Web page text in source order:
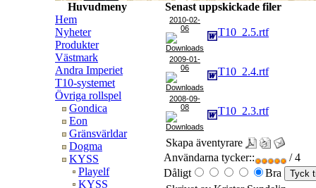
Huvudmeny
Hem
Nyheter
Produkter
Västmark
Andra Imperiet
T10-systemet
Övriga rollspel
Gondica
Eon
Gränsvärldar
Dogma
KYSS
Playelf
KYSS
Senast uppskickade filer
2010-02-
06
T10_2.5.rtf
2009-01-
06
T10_2.4.rtf
2008-09-
08
T10_2.3.rtf
Skapa äventyrare
Användarna tycker::
/ 4
Dåligt
Bra